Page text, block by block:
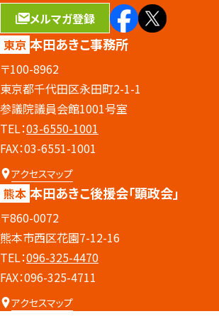
メルマガ登録
東京 本田あきこ事務所
〒100-8962
東京都千代田区永田町2-1-1
参議院議員会館1001号室
TEL：03-6550-1001
FAX：03-6551-1001
アクセスマップ
熊本 本田あきこ後援会「顕政会」
〒860-0072
熊本市西区花園7-12-16
TEL：096-325-4470
FAX：096-325-4711
アクセスマップ